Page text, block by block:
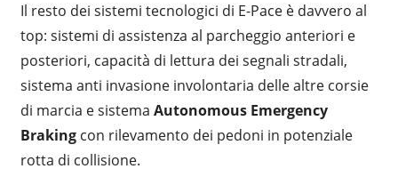
Il resto dei sistemi tecnologici di E-Pace è davvero al
top: sistemi di assistenza al parcheggio anteriori e
posteriori, capacità di lettura dei segnali stradali,
sistema anti invasione involontaria delle altre corsie
di marcia e sistema Autonomous Emergency
Brakingcon rilevamento dei pedoni in potenziale
rotta di collisione.